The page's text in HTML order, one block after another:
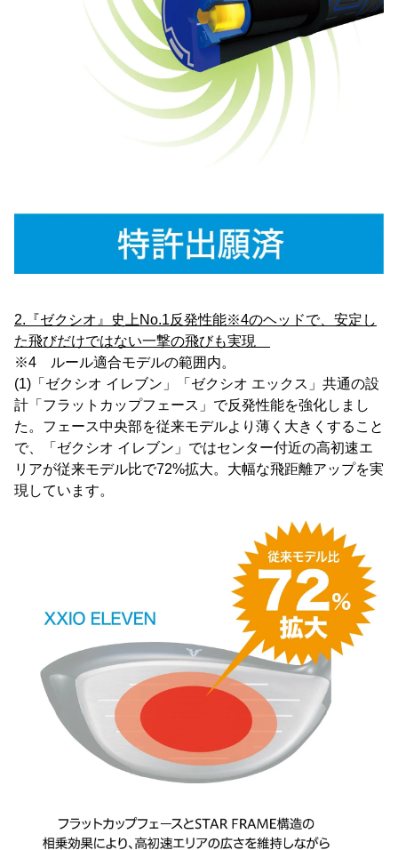
2.『ゼクシオ』史上No.1反発性能※4のヘッドで、安定し
た飛びだけではない一撃の飛びも実現
※4 ルール適合モデルの範囲内。
(1)「ゼクシオ イレブン」「ゼクシオ エックス」共通の設
計「フラットカップフェース」で反発性能を強化しまし
た。フェース中央部を従来モデルより薄く大きくすること
で、「ゼクシオ イレブン」ではセンター付近の高初速エ
リアが従来モデル比で72%拡大。大幅な飛距離アップを実
現しています。